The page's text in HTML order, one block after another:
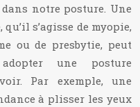
notre posture. Une
s’agisse de myopie,
ou de presbytie, peut
une posture
Par exemple, une
à plisser les yeux